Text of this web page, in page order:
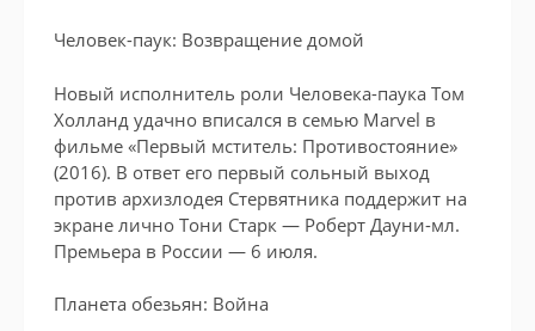
Человек-паук: Возвращение домой
Новый исполнитель роли Человека-паука Том
Холланд удачно вписался в семью Marvel в
фильме «Первый мститель: Противостояние»
(2016). В ответ его первый сольный выход
против архизлодея Стервятника поддержит на
экране лично Тони Старк — Роберт Дауни-мл.
Премьера в России — 6 июля.
Планета обезьян: Война